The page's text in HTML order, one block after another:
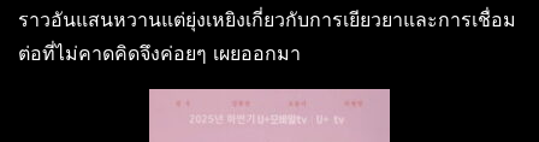
ราวอันแสนหวานแต่ยุ่งเหยิงเกี่ยวกับการเยียวยาและการเชื่อม
ต่อที่ไม่คาดคิดจึงค่อยๆ เผยออกมา